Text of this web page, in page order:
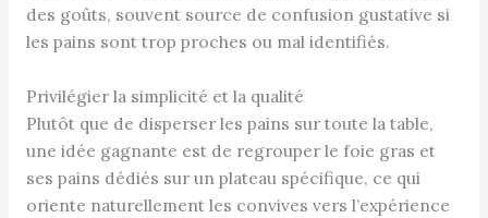
des goûts, souvent source de confusion gustative si
les pains sont trop proches ou mal identifiés.
Privilégier la simplicité et la qualité
Plutôt que de disperser les pains sur toute la table,
une idée gagnante est de regrouper le foie gras et
ses pains dédiés sur un plateau spécifique, ce qui
oriente naturellement les convives vers l’expérience